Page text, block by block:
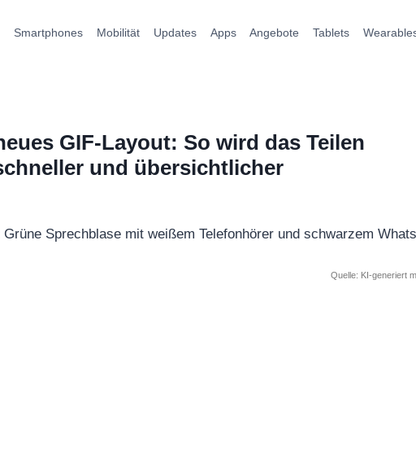
Smartphones Mobilität Updates Apps Angebote Tablets
GIF-Layout: So wird das Teilen
und übersichtlicher
Quelle: KI-generiert